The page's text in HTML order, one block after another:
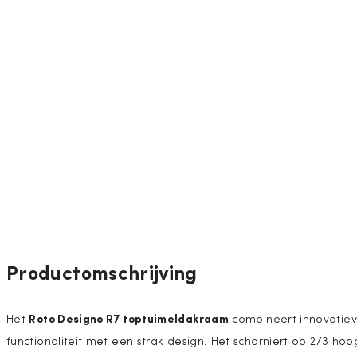
Productomschrijving
Het Roto Designo R7 toptuimeldakraam combineert
functionaliteit met een strak design. Het scharniert op 2/3